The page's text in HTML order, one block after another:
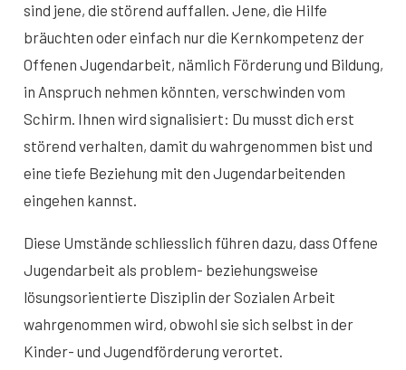
sind jene, die störend auffallen. Jene, die Hilfe
bräuchten oder einfach nur die Kernkompetenz der
Offenen Jugendarbeit, nämlich Förderung und Bildung,
in Anspruch nehmen könnten, verschwinden vom
Schirm. Ihnen wird signalisiert: Du musst dich erst
störend verhalten, damit du wahrgenommen bist und
eine tiefe Beziehung mit den Jugendarbeitenden
eingehen kannst.
Diese Umstände schliesslich führen dazu, dass Offene
Jugendarbeit als problem- beziehungsweise
lösungsorientierte Disziplin der Sozialen Arbeit
wahrgenommen wird, obwohl sie sich selbst in der
Kinder- und Jugendförderung verortet.